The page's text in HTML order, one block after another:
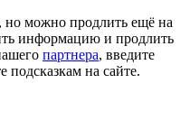
но можно продлить ещё на
информацию и продлить
партнера, введите
подсказкам на сайте.